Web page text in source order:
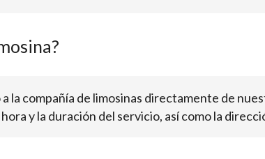
la compañía de limosinas directamente de
y la duración del servicio, así como la